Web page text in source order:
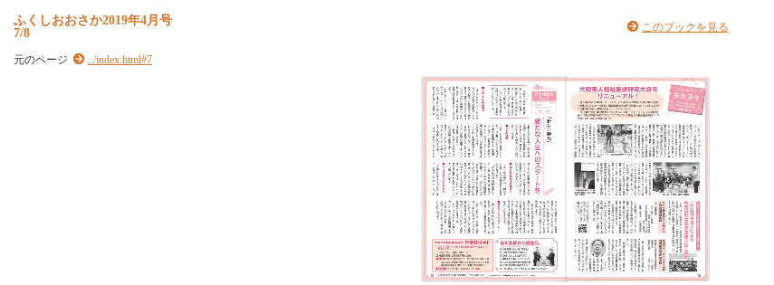
ふくしおおさか2019年4月号
7/8
元のページ ../index.html#7
このブックを見る